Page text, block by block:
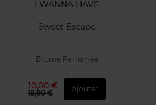
I WANNA HAVE
Sweet Escape
Brume Parfumée
10,00 €
15,90 € Ajouter